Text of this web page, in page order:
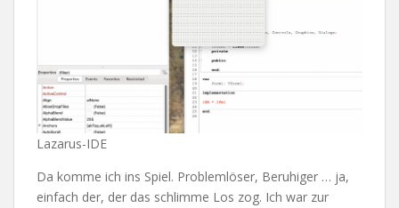
Lazarus-IDE
Da komme ich ins Spiel. Problemlöser, Beruhiger … ja,
einfach der, der das schlimme Los zog. Ich war zur